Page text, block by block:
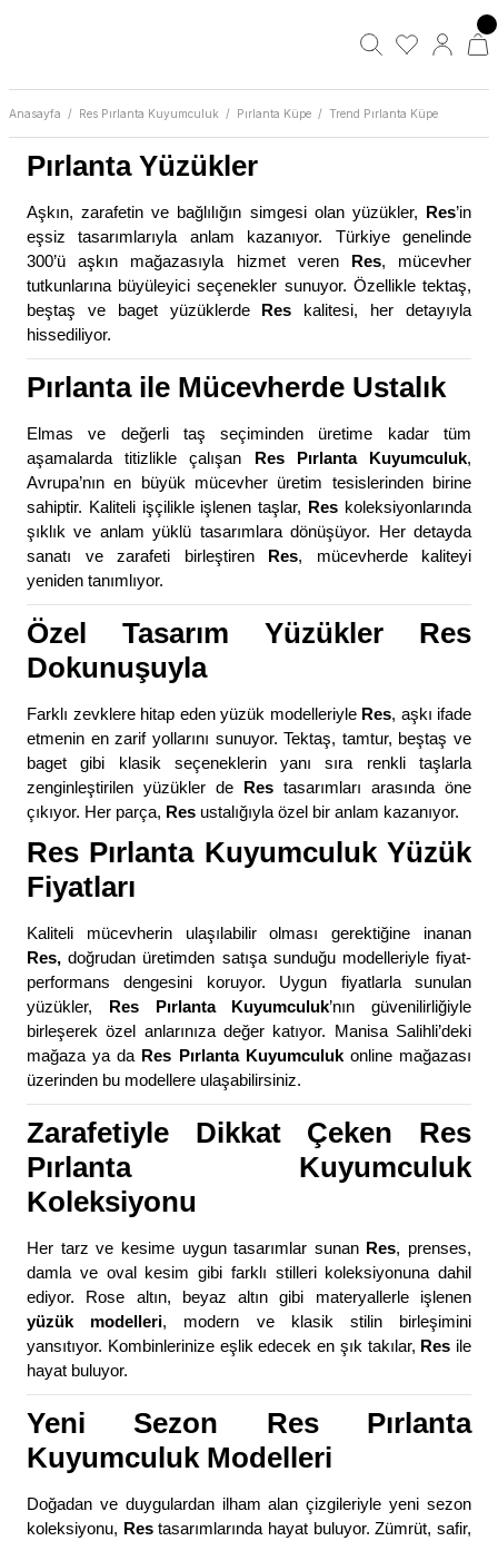
Anasayfa Res Pırlanta Kuyumculuk Pırlanta Küpe Trend Pırlanta Küpe
Pırlanta Yüzükler
Aşkın, zarafetin ve bağlılığın simgesi olan yüzükler, Res’in
eşsiz tasarımlarıyla anlam kazanıyor. Türkiye genelinde
300’ü aşkın mağazasıyla hizmet veren Res, mücevher
tutkunlarına büyüleyici seçenekler sunuyor. Özellikle tektaş,
beştaş ve baget yüzüklerde Res kalitesi, her detayıyla
hissediliyor.
Pırlanta ile Mücevherde Ustalık
Elmas ve değerli taş seçiminden üretime kadar tüm
aşamalarda titizlikle çalışan Res Pırlanta Kuyumculuk,
Avrupa’nın en büyük mücevher üretim tesislerinden birine
sahiptir. Kaliteli işçilikle işlenen taşlar, Res koleksiyonlarında
şıklık ve anlam yüklü tasarımlara dönüşüyor. Her detayda
sanatı ve zarafeti birleştiren Res, mücevherde kaliteyi
yeniden tanımlıyor.
Özel Tasarım Yüzükler Res
Dokunuşuyla
Farklı zevklere hitap eden yüzük modelleriyle Res, aşkı ifade
etmenin en zarif yollarını sunuyor. Tektaş, tamtur, beştaş ve
baget gibi klasik seçeneklerin yanı sıra renkli taşlarla
zenginleştirilen yüzükler de Res tasarımları arasında öne
çıkıyor. Her parça, Res ustalığıyla özel bir anlam kazanıyor.
Res Pırlanta Kuyumculuk Yüzük
Fiyatları
Kaliteli mücevherin ulaşılabilir olması gerektiğine inanan
Res, doğrudan üretimden satışa sunduğu modelleriyle fiyat-
performans dengesini koruyor. Uygun fiyatlarla sunulan
yüzükler, Res Pırlanta Kuyumculuk’nın güvenilirliğiyle
birleşerek özel anlarınıza değer katıyor. Manisa Salihli’deki
mağaza ya da Res Pırlanta Kuyumculukonline mağazası
üzerinden bu modellere ulaşabilirsiniz.
Zarafetiyle Dikkat Çeken Res
Pırlanta Kuyumculuk
Koleksiyonu
Her tarz ve kesime uygun tasarımlar sunan Res, prenses,
damla ve oval kesim gibi farklı stilleri koleksiyonuna dahil
ediyor. Rose altın, beyaz altın gibi materyallerle işlenen
yüzük modelleri, modern ve klasik stilin birleşimini
yansıtıyor. Kombinlerinize eşlik edecek en şık takılar, Res ile
hayat buluyor.
Yeni Sezon Res Pırlanta
Kuyumculuk Modelleri
Doğadan ve duygulardan ilham alan çizgileriyle yeni sezon
koleksiyonu, Restasarımlarında hayat buluyor. Zümrüt, safir,